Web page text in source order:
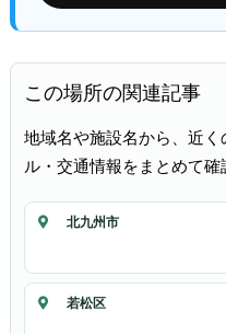
この場所の関連記事
地域名や施設名から、近
ル・交通情報をまとめて確
北九州市
若松区